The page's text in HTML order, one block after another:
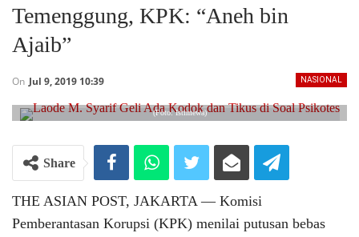
Temenggung, KPK: “Aneh bin
Ajaib”
NASIONAL
On Jul 9, 2019 10:39
(Foto: Istimewa)
Share
THE ASIAN POST, JAKARTA ― Komisi
Pemberantasan Korupsi (KPK) menilai putusan bebas